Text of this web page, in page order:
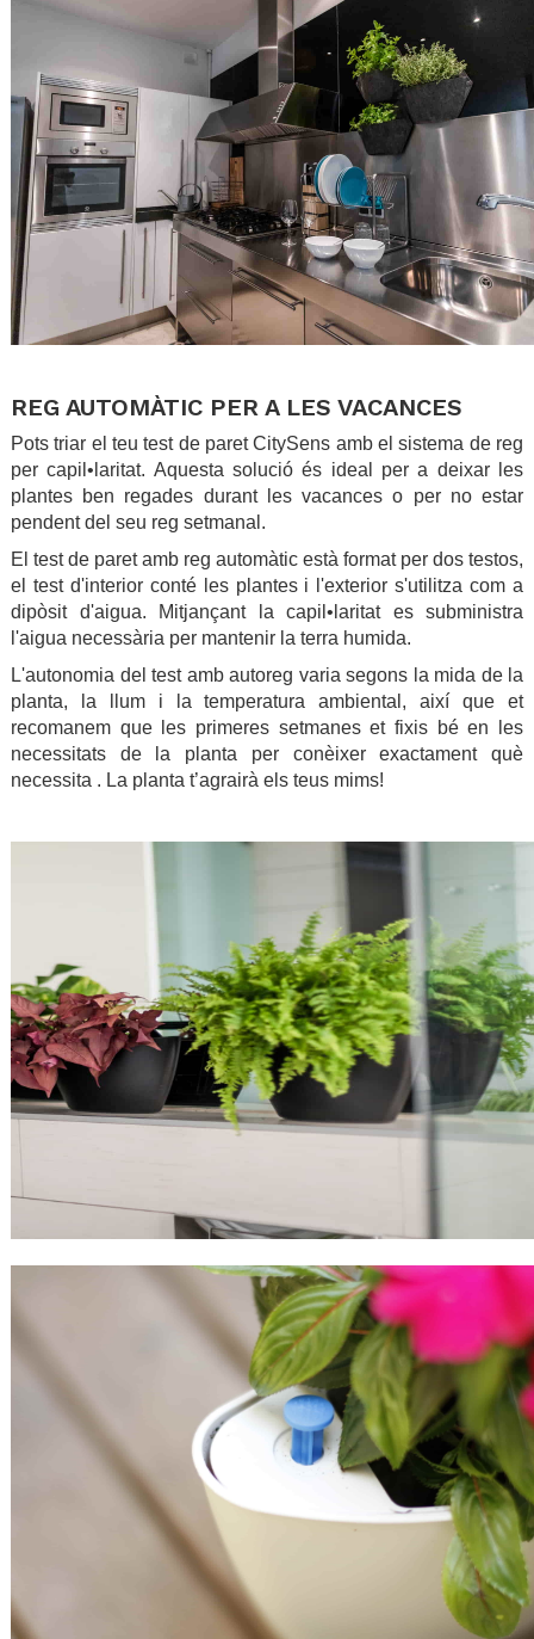
REG AUTOMÀTIC PER A LES VACANCES
Pots triar el teu test de paret CitySens amb el sistema de reg
per capil•laritat. Aquesta solució és ideal per a deixar les
plantes ben regades durant les vacances o per no estar
pendent del seu reg setmanal.
El test de paret amb reg automàtic està format per dos testos,
el test d'interior conté les plantes i l'exterior s'utilitza com a
dipòsit d'aigua. Mitjançant la capil•laritat es subministra
l'aigua necessària per mantenir la terra humida.
L'autonomia del test amb autoreg varia segons la mida de la
planta, la llum i la temperatura ambiental, així que et
recomanem que les primeres setmanes et fixis bé en les
necessitats de la planta per conèixer exactament què
necessita . La planta t’agrairà els teus mims!